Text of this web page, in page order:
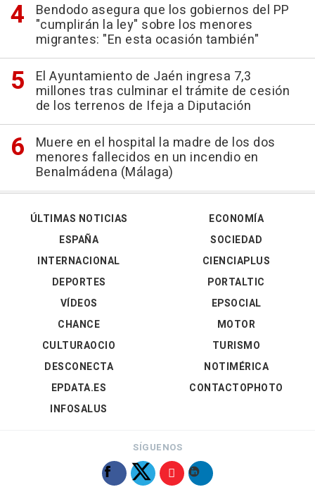
Bendodo asegura que los gobiernos del PP
"cumplirán la ley" sobre los menores
migrantes: "En esta ocasión también"
El Ayuntamiento de Jaén ingresa 7,3
millones tras culminar el trámite de cesión
de los terrenos de Ifeja a Diputación
Muere en el hospital la madre de los dos
menores fallecidos en un incendio en
Benalmádena (Málaga)
ÚLTIMAS NOTICIAS
ESPAÑA
INTERNACIONAL
DEPORTES
VÍDEOS
ECONOMÍA
SOCIEDAD
CIENCIAPLUS
PORTALTIC
EPSOCIAL
CHANCE
CULTURAOCIO
DESCONECTA
EPDATA.ES
INFOSALUS
MOTOR
TURISMO
NOTIMÉRICA
CONTACTOPHOTO
SÍGUENOS